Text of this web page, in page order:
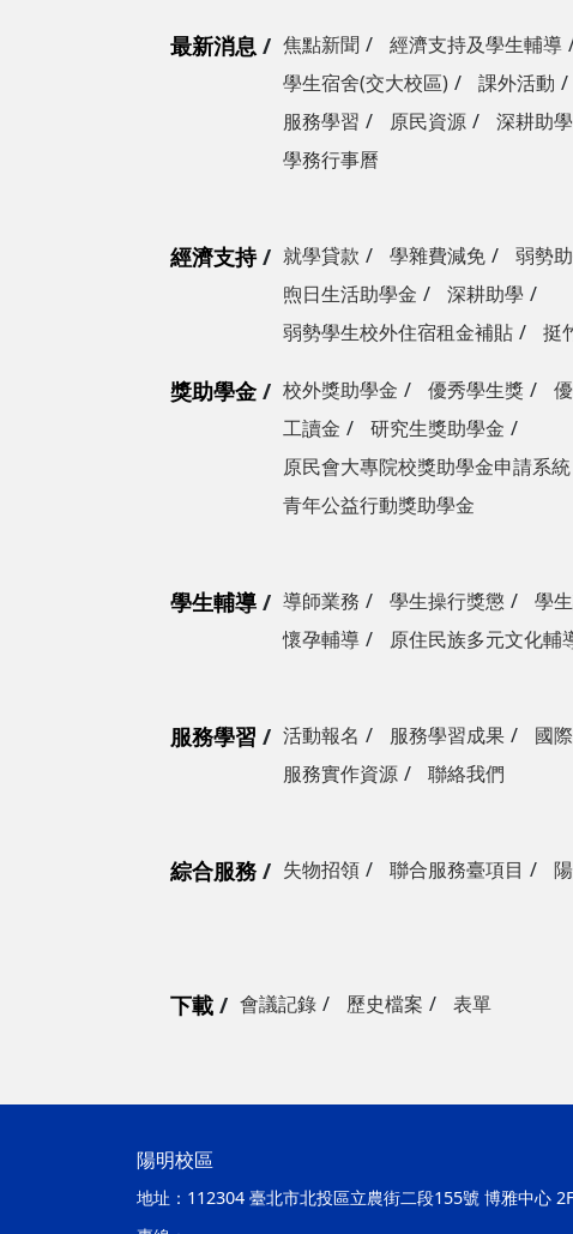
最新消息 焦點新聞 經濟支持及學生輔導
學生宿舍(交大校區)
課外活動
服務學習
原民資源 深耕助學
學務行事曆
經濟支持 就學貸款 學雜費減免 弱勢
煦日生活助學金
深耕助學
弱勢學生校外住宿租金補貼
挺
獎助學金 校外獎助學金 優秀學生獎
工讀金
研究生獎助學金
原民會大專院校獎助學金申請系統
青年公益行動獎助學金
學生輔導 導師業務 學生操行獎懲 學
懷孕輔導
原住民族多元文化輔
服務學習 活動報名 服務學習成果 國
服務實作資源
聯絡我們
綜合服務 失物招領 聯合服務臺項目
下載 會議記錄 歷史檔案 表單
陽明校區
地址： 112304 臺北市北投區立農街二段155號 博雅中心 2F